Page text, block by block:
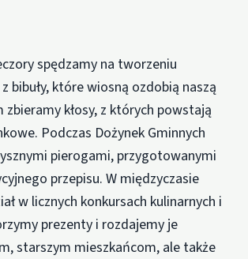
spędzamy na tworzeniu
bibuły, które wiosną ozdobią naszą
zbieramy kłosy, z których powstają
Podczas Dożynek Gminnych
pierogami, przygotowanymi
przepisu. W międzyczasie
w licznych konkursach kulinarnych i
prezenty i rozdajemy je
starszym mieszkańcom, ale także